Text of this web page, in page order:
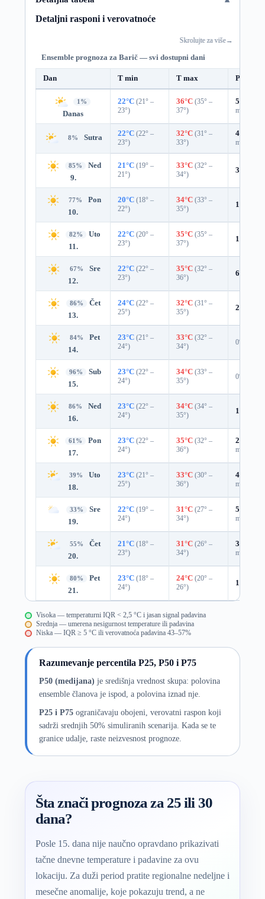
Detaljni rasponi i verovatnoće
Skrolujte za više→
Ensemble prognoza za Barič — svi dostupni dani
Dan T min T max
1%
Danas
22°C (21° –
23°)
36°C (35° –
37°)
55%
mm)
8% Sutra 22°C (22° –
23°)
32°C (31° –
33°)
45%
mm)
85%
Ned
9.
21°C (19° –
21°)
33°C (32° –
34°)
3%
77%
Pon
10.
20°C (18° –
22°)
34°C (33° –
35°)
11%
82%
Uto
11.
22°C (20° –
23°)
35°C (35° –
37°)
1%
67%
Sre
12.
22°C (22° –
23°)
35°C (32° –
36°)
6%
86%
Čet
13.
24°C (22° –
25°)
32°C (31° –
35°)
2%
84%
Pet
14.
23°C (21° –
24°)
33°C (32° –
34°)
0%
96%
Sub
15.
23°C (22° –
24°)
34°C (33° –
35°)
0%
86%
Ned
16.
23°C (22° –
24°)
34°C (34° –
35°)
10%
61%
Pon
17.
23°C (22° –
24°)
35°C (32° –
36°)
27%
mm)
39%
Uto
18.
23°C (21° –
25°)
33°C (30° –
36°)
41%
mm)
33%
Sre
19.
22°C (19° –
24°)
31°C (27° –
34°)
53%
mm)
55%
Čet
20.
21°C (18° –
23°)
31°C (26° –
34°)
39%
mm)
80%
Pet
21.
23°C (18° –
24°)
24°C (20° –
26°)
12%
Visoka — temperaturni IQR < 2,5 °C i jasan signal padavina
Srednja — umerena nesigurnost temperature ili padavina
Niska — IQR ≥ 5 °C ili verovatnoća padavina 43–57%
Razumevanje percentila P25, P50 i P75
P50 (medijana) je središnja vrednost skupa: polovina
ensemble članova je ispod, a polovina iznad nje.
P25 i P75ograničavaju obojeni, verovatni raspon koji
sadrži srednjih 50% simuliranih scenarija. Kada se te
granice udalje, raste neizvesnost prognoze.
Šta znači prognoza za 25 ili 30
dana?
Posle 15. dana nije naučno opravdano prikazivati
tačne dnevne temperature i padavine za ovu
lokaciju. Za duži period pratite regionalne nedeljne i
mesečne anomalije, koje pokazuju trend, a ne